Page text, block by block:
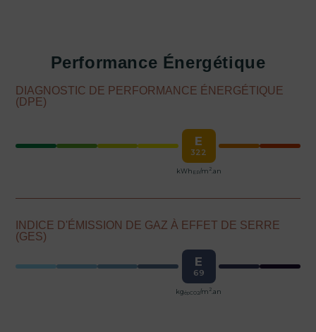
Performance Énergétique
DIAGNOSTIC DE PERFORMANCE ÉNERGÉTIQUE
(DPE)
E
322
kWh EP/m 2.an
INDICE D'ÉMISSION DE GAZ À EFFET DE SERRE
(GES)
E
69
kgépCO2/m 2 .an